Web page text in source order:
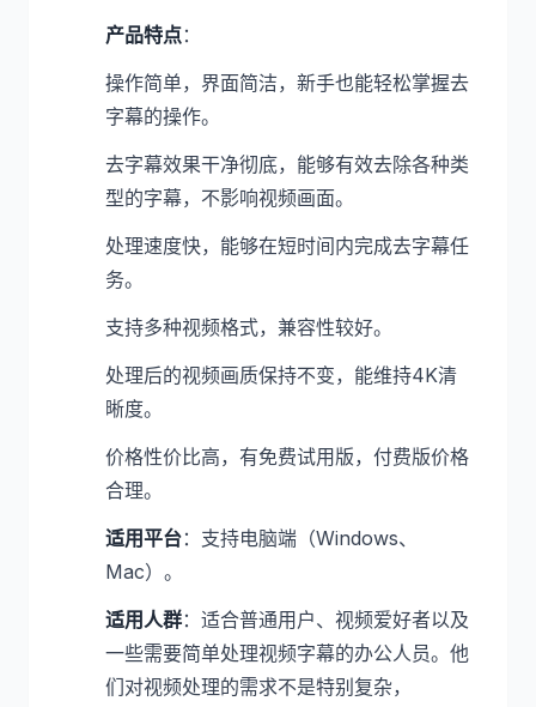
产品特点：
操作简单，界面简洁，新手也能轻松掌握去
字幕的操作。
去字幕效果干净彻底，能够有效去除各种类
型的字幕，不影响视频画面。
处理速度快，能够在短时间内完成去字幕任
务。
支持多种视频格式，兼容性较好。
处理后的视频画质保持不变，能维持4K清
晰度。
价格性价比高，有免费试用版，付费版价格
合理。
适用平台：支持电脑端（Windows、
Mac）。
适用人群：适合普通用户、视频爱好者以及
一些需要简单处理视频字幕的办公人员。他
们对视频处理的需求不是特别复杂，